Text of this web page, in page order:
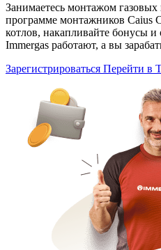
Занимаетесь монтажом
программе монтажников Caius
котлов, накапливайте бонусы
Immergas работают, а вы
Зарегистрироваться Перейти в